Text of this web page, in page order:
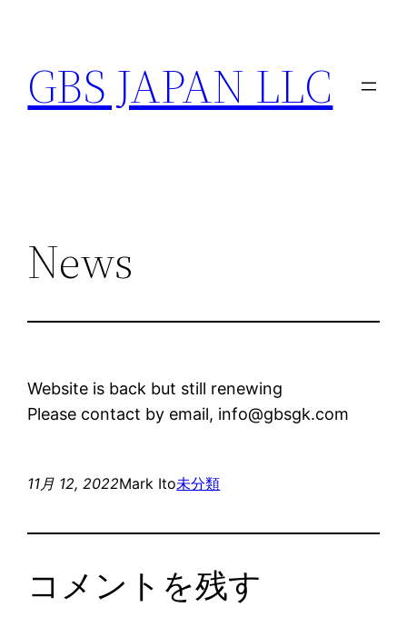
GBS JAPAN LLC
News
Website is back but still renewing
Please contact by email, info@gbsgk.com
11月 12, 2022Mark Ito未分類
コメントを残す